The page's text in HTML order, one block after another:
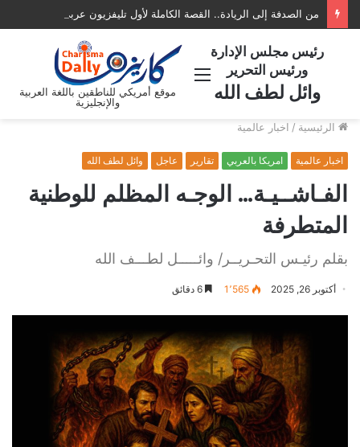
موقع أمريكي للناطقين باللغة العربية
والإنجليزية
القائمة
رئيس مجلس الإدارة
ورئيس التحرير
وائل لطف الله
الرئيسية / اخبار عالمية
اخبار عالمية امريكا بالعربي تقارير عاجل وائل لطف الله
الفـاشــيـة… الوجـه المظلم للوطنية
المتطرفة
بقلم رئيـس التحـريــر/ وائـــــل لطـــف الله
أكتوبر 26, 2025 1٬565